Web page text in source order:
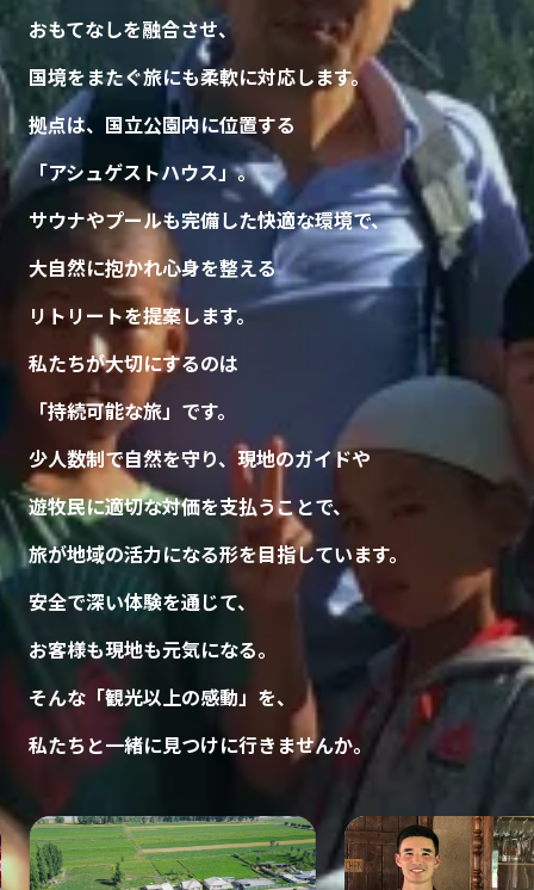
おもてなしを融合させ、
国境をまたぐ旅にも柔軟に対応します。
拠点は、国立公園内に位置する
「アシュゲストハウス」。
サウナやプールも完備した快適な環境で、
大自然に抱かれ心身を整える
リトリートを提案します。
私たちが大切にするのは
「持続可能な旅」です。
少人数制で自然を守り、現地のガイドや
遊牧民に適切な対価を支払うことで、
旅が地域の活力になる形を目指しています。
安全で深い体験を通じて、
お客様も現地も元気になる。
そんな「観光以上の感動」を、
私たちと一緒に見つけに行きませんか。